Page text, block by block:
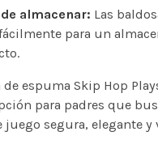
almacenar: Las
para un
de espuma Skip Hop
para padres que
juego segura, elegante y